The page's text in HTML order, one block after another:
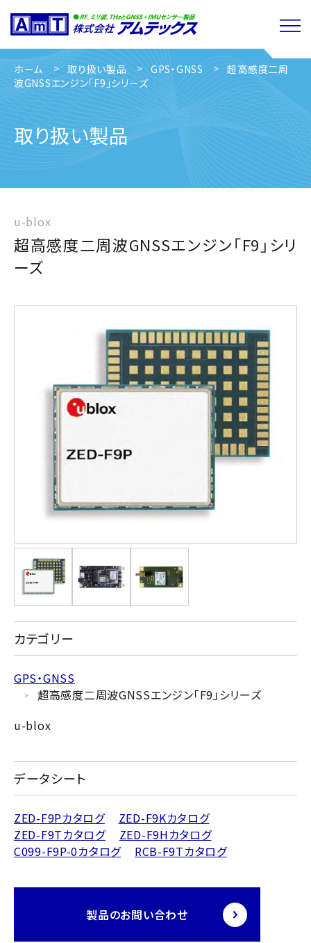
ホーム 取り扱い製品 GPS・GNSS
超高感度二周
波GNSSエンジン「F9」シリーズ
取り扱い製品
u-blox
超高感度二周波GNSSエンジン「F9」シリ
ーズ
カテゴリー
GPS・GNSS
超高感度二周波GNSSエンジン「F9」シリーズ
u-blox
データシート
ZED-F9Pカタログ
ZED-F9Kカタログ
ZED-F9Tカタログ
ZED-F9Hカタログ
C099-F9P-0カタログ
RCB-F9Tカタログ
製品のお問い合わせ